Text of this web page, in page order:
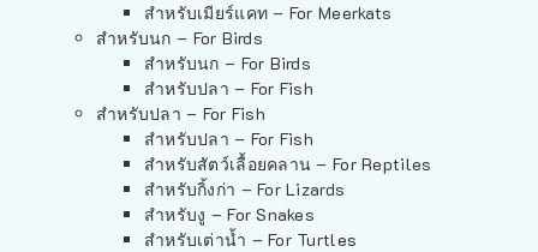
สำหรับเมียร์แคท – For Meerkats
สำหรับนก – For Birds
สำหรับนก – For Birds
สำหรับปลา – For Fish
สำหรับปลา – For Fish
สำหรับปลา – For Fish
สำหรับสัตว์เลื้อยคลาน – For Reptiles
สำหรับกิ้งก่า – For Lizards
สำหรับงู – For Snakes
สำหรับเต่าน้ำ – For Turtles